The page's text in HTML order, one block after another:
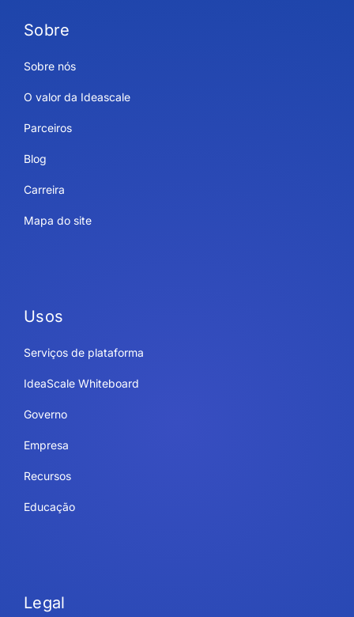
Sobre
Sobre nós
O valor da Ideascale
Parceiros
Blog
Carreira
Mapa do site
Usos
Serviços de plataforma
IdeaScale Whiteboard
Governo
Empresa
Recursos
Educação
Legal